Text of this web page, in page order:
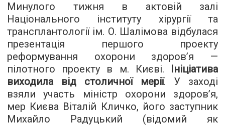
Минулого тижня в актовій залі
Національного інституту хірургії та
трансплантології ім. О. Шалімова відбулася
презентація першого проекту
реформування охорони здоров’я —
пілотного проекту в м. Києві. Ініціатива
виходила від столичної мерії. У заході
взяли участь міністр охорони здоров’я,
мер Києва Віталій Кличко, його заступник
Михайло Радуцький (відомий як